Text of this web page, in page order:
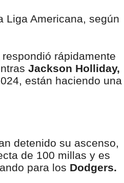
Liga Americana, según
rápidamente
Jackson Holliday,
están haciendo una
detenido su ascenso,
de 100 millas y es
para los Dodgers.